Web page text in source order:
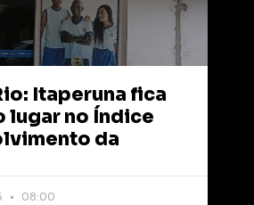
Itaperuna fica
lugar no Índice
da
08:00